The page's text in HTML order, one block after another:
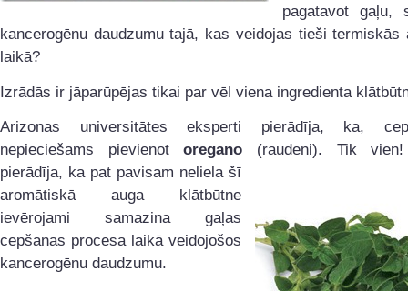
pagatavot gaļu,
kancerogēnu daudzumu tajā, kas veidojas tieši termiskās
laikā?
Izrādās ir jāparūpējas tikai par vēl viena ingredienta
Arizonas universitātes eksperti pierādīja, ka,
nepieciešams pievienotoregano (raudeni). Tik vien!
pierādīja, ka pat pavisam neliela šī
aromātiskā auga klātbūtne
ievērojami samazina gaļas
cepšanas procesa laikā veidojošos
kancerogēnu daudzumu.